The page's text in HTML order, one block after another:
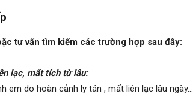
tư vấn tìm kiếm các trường hợp sau đây:
lạc, mất tích từ lâu:
em do hoàn cảnh ly tán , mất liên lạc lâu ngày…